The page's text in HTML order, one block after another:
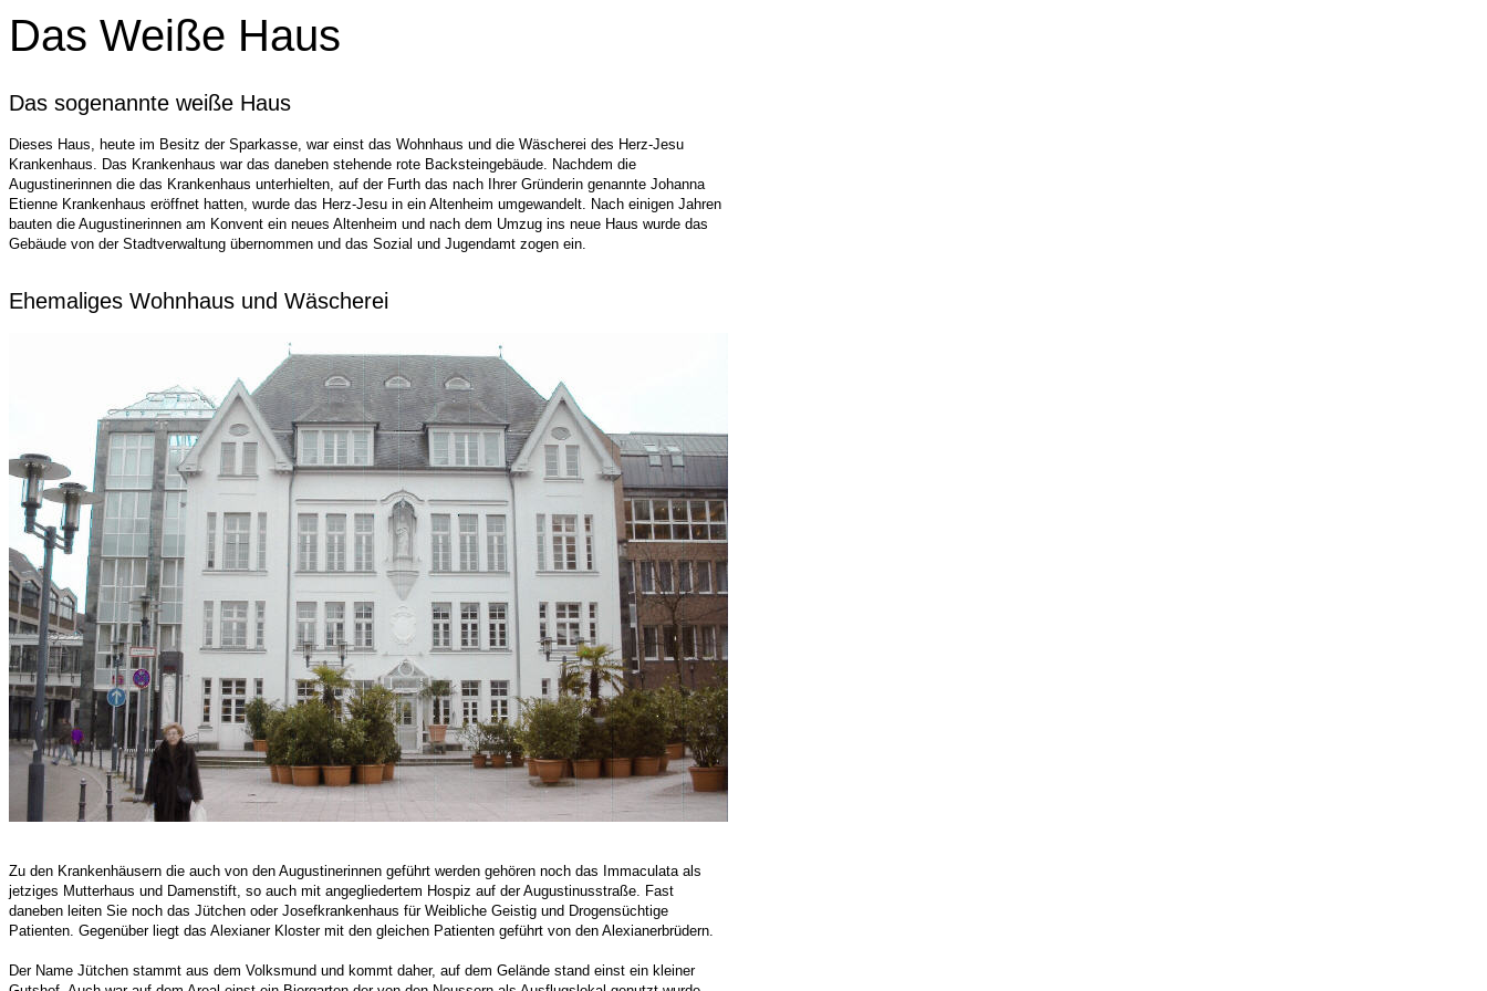
Das Weiße Haus
Das sogenannte weiße Haus
Dieses Haus, heute im Besitz der Sparkasse, war einst das Wohnhaus und die Wäscherei des Herz-Jesu
Krankenhaus. Das Krankenhaus war das daneben stehende rote Backsteingebäude. Nachdem die
Augustinerinnen die das Krankenhaus unterhielten, auf der Furth das nach Ihrer Gründerin genannte Johanna
Etienne Krankenhaus eröffnet hatten, wurde das Herz-Jesu in ein Altenheim umgewandelt. Nach einigen Jahren
bauten die Augustinerinnen am Konvent ein neues Altenheim und nach dem Umzug ins neue Haus wurde das
Gebäude von der Stadtverwaltung übernommen und das Sozial und Jugendamt zogen ein.
Ehemaliges Wohnhaus und Wäscherei
Zu den Krankenhäusern die auch von den Augustinerinnen geführt werden gehören noch das Immaculata als
jetziges Mutterhaus und Damenstift, so auch mit angegliedertem Hospiz auf der Augustinusstraße. Fast
daneben leiten Sie noch das Jütchen oder Josefkrankenhaus für Weibliche Geistig und Drogensüchtige
Patienten. Gegenüber liegt das Alexianer Kloster mit den gleichen Patienten geführt von den Alexianerbrüdern.
Der Name Jütchen stammt aus dem Volksmund und kommt daher, auf dem Gelände stand einst ein kleiner